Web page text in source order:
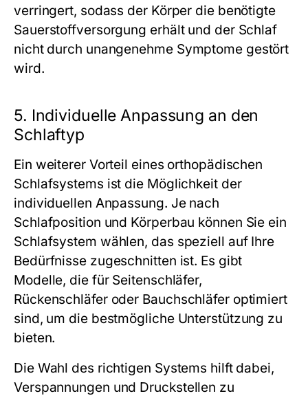
verringert, sodass der Körper die benötigte
Sauerstoffversorgung erhält und der Schlaf
nicht durch unangenehme Symptome gestört
wird.
5. Individuelle Anpassung an den
Schlaftyp
Ein weiterer Vorteil eines orthopädischen
Schlafsystems ist die Möglichkeit der
individuellen Anpassung. Je nach
Schlafposition und Körperbau können Sie ein
Schlafsystem wählen, das speziell auf Ihre
Bedürfnisse zugeschnitten ist. Es gibt
Modelle, die für Seitenschläfer,
Rückenschläfer oder Bauchschläfer optimiert
sind, um die bestmögliche Unterstützung zu
bieten.
Die Wahl des richtigen Systems hilft dabei,
Verspannungen und Druckstellen zu